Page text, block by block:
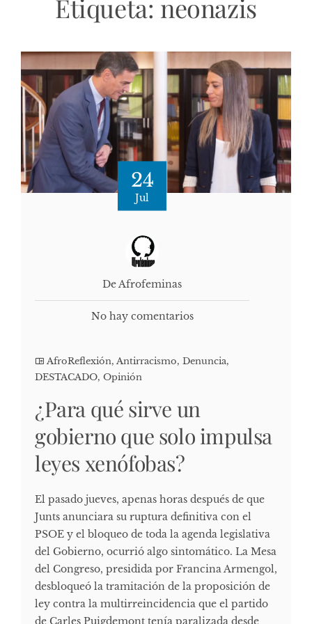
Etiqueta: neonazis
24
Jul
De Afrofeminas
No hay comentarios
AfroReflexión, Antirracismo, Denuncia,
DESTACADO, Opinión
¿Para qué sirve un
gobierno que solo impulsa
leyes xenófobas?
El pasado jueves, apenas horas después de que
Junts anunciara su ruptura definitiva con el
PSOE y el bloqueo de toda la agenda legislativa
del Gobierno, ocurrió algo sintomático. La Mesa
del Congreso, presidida por Francina Armengol,
desbloqueó la tramitación de la proposición de
ley contra la multirreincidencia que el partido
de Carles Puigdemont tenía paralizada desde